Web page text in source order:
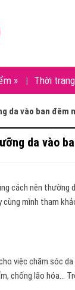
» Thời trang
da vào ban đêm
da vào
cách nên thường
mình tham
việc chăm sóc
chống lão hóa…